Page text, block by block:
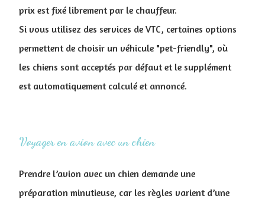
prix est fixé librement par le chauffeur.
Si vous utilisez des services de VTC, certaines options
permettent de choisir un véhicule "pet-friendly", où
les chiens sont acceptés par défaut et le supplément
est automatiquement calculé et annoncé.
Voyager en avion avec un chien
Prendre l’avion avec un chien demande une
préparation minutieuse, car les règles varient d’une